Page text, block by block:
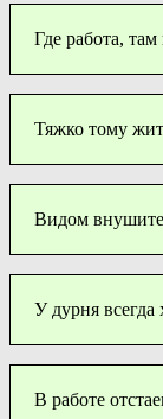
Где работа,
Тяжко тому
Видом
У дурня
В работе